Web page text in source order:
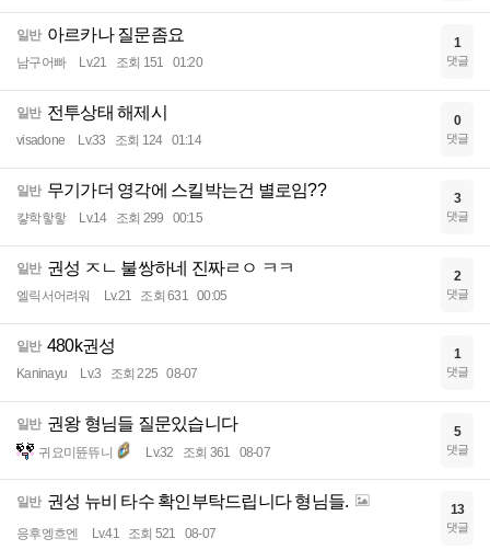
일반 아르카나 질문좀요
남구어빠 Lv.21 조회 151 01:20
1
댓글
일반 전투상태 해제시
visadone Lv.33 조회 124 01:14
0
댓글
일반 무기가더 영각에 스킬박는건 별로임??
컇학핳핳 Lv.14 조회 299 00:15
3
댓글
일반 권성 ㅈㄴ 불쌍하네 진짜ㄹㅇ ㅋㅋ
엘릭서어려워 Lv.21 조회 631 00:05
2
댓글
일반 480k권성
Kaninayu Lv.3 조회 225 08-07
1
댓글
일반 권왕 형님들 질문있습니다
귀요미뜐뜌니 Lv.32 조회 361 08-07
5
댓글
일반 권성 뉴비 타수 확인부탁드립니다 형님들.
응후엥흐엔 Lv.41 조회 521 08-07
13
댓글